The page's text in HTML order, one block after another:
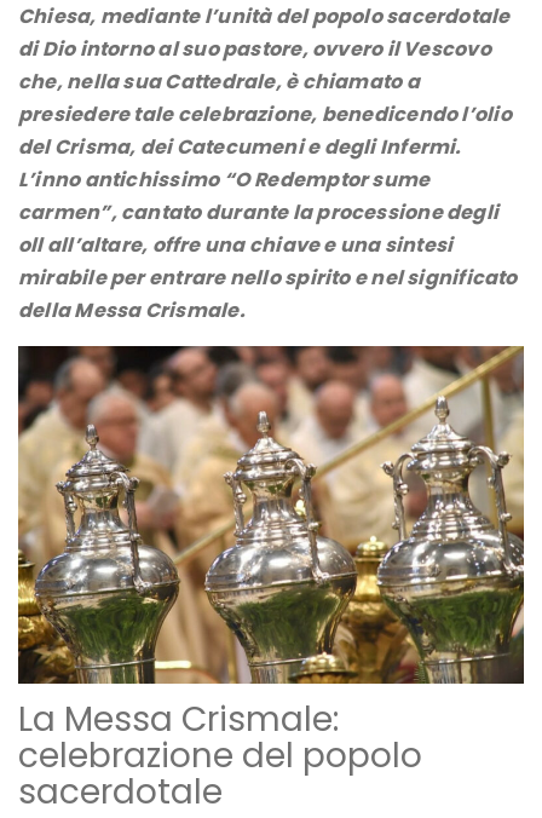
Chiesa, mediante l’unità del popolo sacerdotale
di Dio intorno al suo pastore, ovvero il Vescovo
che, nella sua Cattedrale, è chiamato a
presiedere tale celebrazione, benedicendo l’olio
del Crisma, dei Catecumeni e degli Infermi.
L’inno antichissimo “O Redemptor sume
carmen”, cantato durante la processione degli
oll all’altare, offre una chiave e una sintesi
mirabile per entrare nello spirito e nel significato
della Messa Crismale.
La Messa Crismale:
celebrazione del popolo
sacerdotale